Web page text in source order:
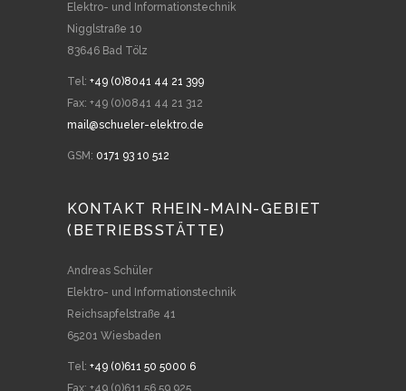
Elektro- und Informationstechnik
Nigglstraße 10
83646 Bad Tölz
Tel: +49 (0)8041 44 21 399
Fax: +49 (0)0841 44 21 312
mail@schueler-elektro.de
GSM: 0171 93 10 512
KONTAKT RHEIN-MAIN-GEBIET
(BETRIEBSSTÄTTE)
Andreas Schüler
Elektro- und Informationstechnik
Reichsapfelstraße 41
65201 Wiesbaden
Tel: +49 (0)611 50 5000 6